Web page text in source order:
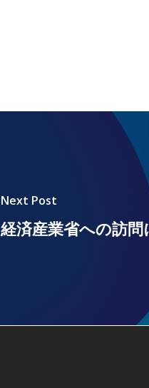
Next Post
経済産業省への訪問